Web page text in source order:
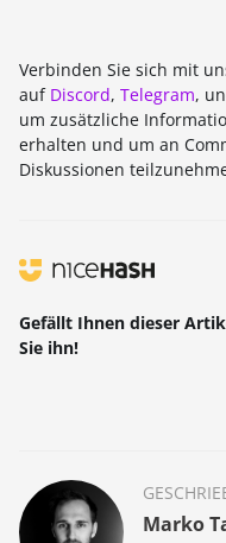
Verbinden Sie sich mit
auf Discord, Telegram,
um zusätzliche
erhalten und um an
Diskussionen
Gefällt Ihnen dieser
Sie ihn!
Marko